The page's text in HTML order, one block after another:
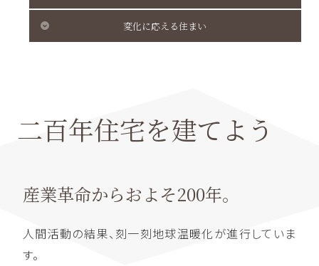
変化に応える住まい
二百年住宅を建てよう
産業革命からおよそ200年。
人間活動の結果、刻一刻地球温暖化が進行していま
す。